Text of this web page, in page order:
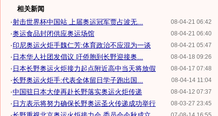
相关新闻
08-04-21 06:42
·射击世界杯中国站 上届奥运冠军贾占波无...
08-04-21 06:40
·奥运食品封闭供应奥运场馆
08-04-21 05:47
·印尼奥运火炬手魏仁芳:体育政治不应混为一谈
08-04-18 09:26
· 日本华人社团发倡议 吁侨胞到长野迎接奥...
08-04-17 07:48
· 日本长野奥运火炬接力起点附近高中当天将放假
08-04-14 11:04
·长野奥运火炬手:代表全体留日学子跑出国...
08-04-12 07:37
·中国驻日本大使再赴长野落实奥运火炬传递
08-03-27 23:45
· 日方表示将努力确保长野奥运圣火传递成功举行